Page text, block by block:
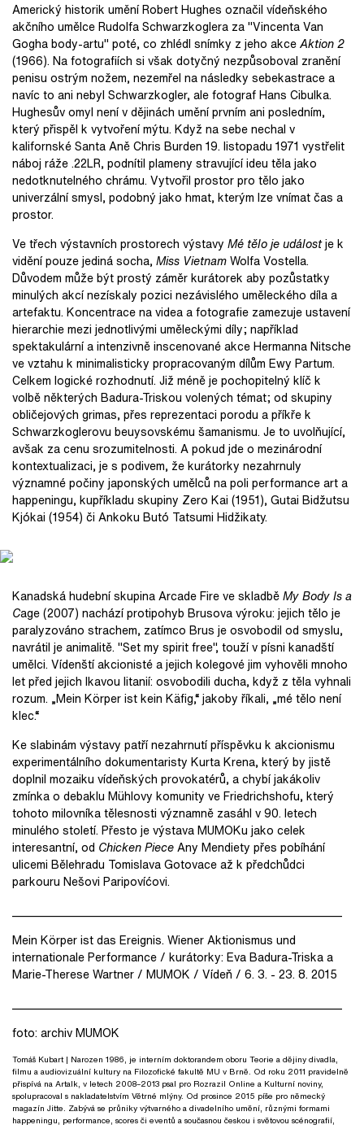
Americký historik umění Robert Hughes označil vídeňského
akčního umělce Rudolfa Schwarzkoglera za "Vincenta Van
Gogha body-artu" poté, co zhlédl snímky z jeho akceAktion 2
(1966). Na fotografiích si však dotyčný nezpůsoboval zranění
penisu ostrým nožem, nezemřel na následky sebekastrace a
navíc to ani nebyl Schwarzkogler, ale fotograf Hans Cibulka.
Hughesův omyl není v dějinách umění prvním ani posledním,
který přispěl k vytvoření mýtu. Když na sebe nechal v
kalifornské Santa Aně Chris Burden 19. listopadu 1971 vystřelit
náboj ráže .22LR, podnítil plameny stravující ideu těla jako
nedotknutelného chrámu. Vytvořil prostor pro tělo jako
univerzální smysl, podobný jako hmat, kterým lze vnímat čas a
prostor.
Ve třech výstavních prostorech výstavy Mé tělo je událostje k
vidění pouze jediná socha, Miss VietnamWolfa Vostella.
Důvodem může být prostý záměr kurátorek aby pozůstatky
minulých akcí nezískaly pozici nezávislého uměleckého díla a
artefaktu. Koncentrace na videa a fotografie zamezuje ustavení
hierarchie mezi jednotlivými uměleckými díly; například
spektakulární a intenzivně inscenované akce Hermanna Nitsche
ve vztahu k minimalisticky propracovaným dílům Ewy Partum.
Celkem logické rozhodnutí. Již méně je pochopitelný klíč k
volbě některých Badura-Triskou volených témat; od skupiny
obličejových grimas, přes reprezentaci porodu a příkře k
Schwarzkoglerovu beuysovskému šamanismu. Je to uvolňující,
avšak za cenu srozumitelnosti. A pokud jde o mezinárodní
kontextualizaci, je s podivem, že kurátorky nezahrnuly
významné počiny japonských umělců na poli performance art a
happeningu, kupříkladu skupiny Zero Kai (1951), Gutai Bidžutsu
Kjókai (1954) či Ankoku Butó Tatsumi Hidžikaty.
Kanadská hudební skupina Arcade Fire ve skladběMy Body Is a
Cage (2007) nachází protipohyb Brusova výroku: jejich tělo je
paralyzováno strachem, zatímco Brus je osvobodil od smyslu,
navrátil je animalitě. "Set my spirit free", touží v písni kanadští
umělci. Vídenští akcionisté a jejich kolegové jim vyhověli mnoho
let před jejich lkavou litanií: osvobodili ducha, když z těla vyhnali
rozum. „Mein Körper ist kein Käfig,“ jakoby říkali, „mé tělo není
klec.“
Ke slabinám výstavy patří nezahrnutí příspěvku k akcionismu
experimentálního dokumentaristy Kurta Krena, který by jistě
doplnil mozaiku vídeňských provokatérů, a chybí jakákoliv
zmínka o debaklu Mühlovy komunity ve Friedrichshofu, který
tohoto milovníka tělesnosti významně zasáhl v 90. letech
minulého století. Přesto je výstava MUMOKu jako celek
interesantní, od Chicken PieceAny Mendiety přes pobíhání
ulicemi Bělehradu Tomislava Gotovace až k předchůdci
parkouru Nešovi Paripovíćovi.
Mein Körper ist das Ereignis. Wiener Aktionismus und
internationale Performance / kurátorky: Eva Badura-Triska a
Marie-Therese Wartner / MUMOK / Vídeň / 6. 3. - 23. 8. 2015
foto: archiv MUMOK
Tomáš Kubart| Narozen 1986, je interním doktorandem oboru Teorie a dějiny divadla,
filmu a audiovizuální kultury na Filozofické fakultě MU v Brně. Od roku 2011 pravidelně
přispívá na Artalk, v letech 2008–2013 psal pro Rozrazil Online a Kulturní noviny,
spolupracoval s nakladatelstvím Větrné mlýny. Od prosince 2015 píše pro německý
magazín Jitte. Zabývá se průniky výtvarného a divadelního umění, různými formami
happeningu, performance, scores či eventů a současnou českou i světovou scénografií,